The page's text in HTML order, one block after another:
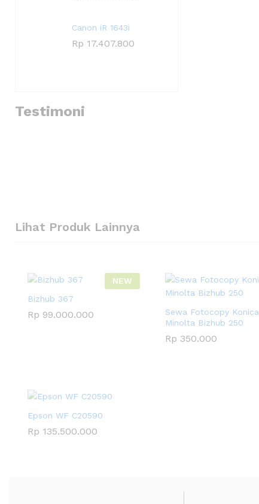
Canon iR 1643i
Rp 17.407.800
Testimoni
Lihat Produk Lainnya
NEW
Bizhub 367
Rp 99.000.000
Sewa Fotocopy Konica
Minolta Bizhub 250
Rp 350.000
Epson WF C20590
Rp 135.500.000